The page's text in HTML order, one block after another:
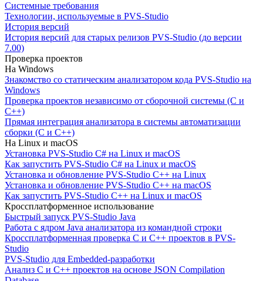
Системные требования
Технологии, используемые в PVS-Studio
История версий
История версий для старых релизов PVS-Studio (до версии
7.00)
Проверка проектов
На Windows
Знакомство со статическим анализатором кода PVS-Studio на
Windows
Проверка проектов независимо от сборочной системы (C и
C++)
Прямая интеграция анализатора в системы автоматизации
сборки (C и C++)
На Linux и macOS
Установка PVS-Studio C# на Linux и macOS
Как запустить PVS-Studio C# на Linux и macOS
Установка и обновление PVS-Studio C++ на Linux
Установка и обновление PVS-Studio C++ на macOS
Как запустить PVS-Studio C++ на Linux и macOS
Кроссплатформенное использование
Быстрый запуск PVS-Studio Java
Работа с ядром Java анализатора из командной строки
Кроссплатформенная проверка C и C++ проектов в PVS-
Studio
PVS-Studio для Embedded-разработки
Анализ C и C++ проектов на основе JSON Compilation